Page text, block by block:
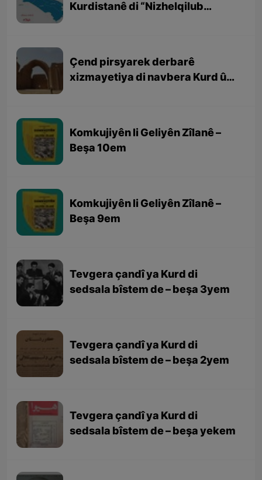
Kurdistanê di “Nizhelqilub
Çend pirsyarek derbarê
xizmayetiya di navbera Kurd û
Komkujiyên li Geliyên Zîlanê –
Beşa 10em
Komkujiyên li Geliyên Zîlanê –
Beşa 9em
Tevgera çandî ya Kurd di
sedsala bîstem de – beşa 3yem
Tevgera çandî ya Kurd di
sedsala bîstem de – beşa 2yem
Tevgera çandî ya Kurd di
sedsala bîstem de – beşa yekem